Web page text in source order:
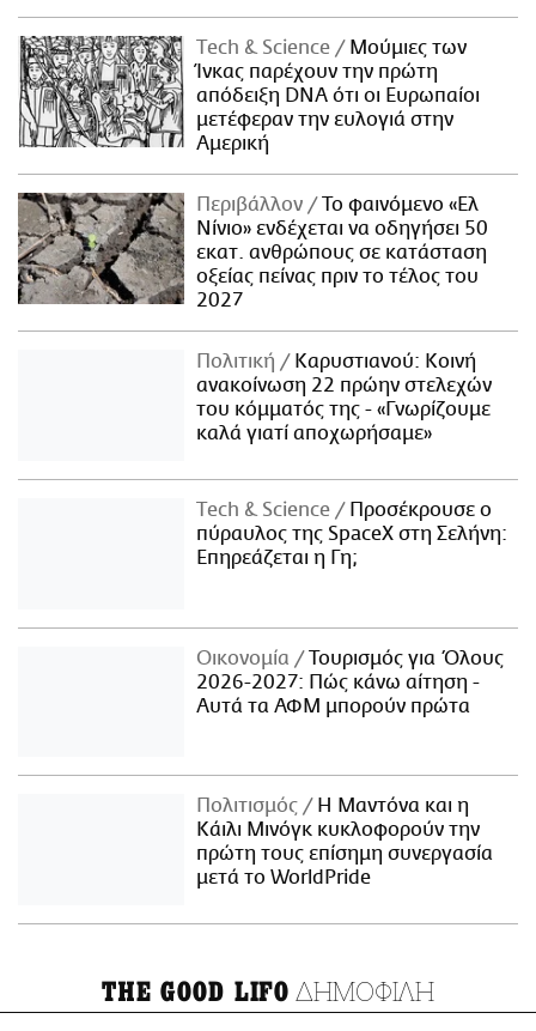
Τech & Science
Μούμιες των
Ίνκας παρέχουν την πρώτη
απόδειξη DNA ότι οι Ευρωπαίοι
μετέφεραν την ευλογιά στην
Αμερική
Περιβάλλον
Το φαινόμενο «Ελ
Νίνιο» ενδέχεται να οδηγήσει 50
εκατ. ανθρώπους σε κατάσταση
οξείας πείνας πριν το τέλος του
2027
Πολιτική
Καρυστιανού: Κοινή
ανακοίνωση 22 πρώην στελεχών
του κόμματός της - «Γνωρίζουμε
καλά γιατί αποχωρήσαμε»
Τech & Science
Προσέκρουσε ο
πύραυλος της SpaceX στη Σελήνη:
Επηρεάζεται η Γη;
Οικονομία
Τουρισμός για Όλους
2026-2027: Πώς κάνω αίτηση -
Αυτά τα ΑΦΜ μπορούν πρώτα
Πολιτισμός
Η Μαντόνα και η
Κάιλι Μινόγκ κυκλοφορούν την
πρώτη τους επίσημη συνεργασία
μετά το WorldPride
THE GOOD LIFO ΔΗΜΟΦΙΛΗ